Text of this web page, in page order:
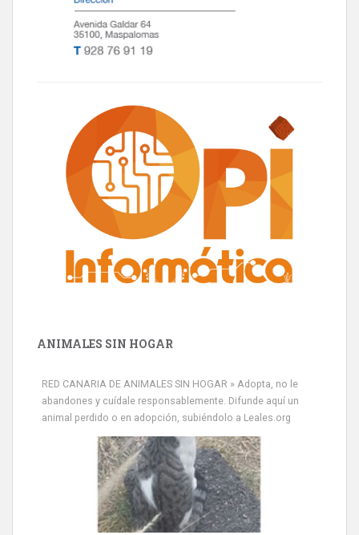
ANIMALES SIN HOGAR
RED CANARIA DE ANIMALES SIN HOGAR » Adopta, no le
abandones y cuídale responsablemente. Difunde aquí un
animal perdido o en adopción, subiéndolo a Leales.org